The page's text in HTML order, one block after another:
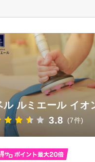
ル ルミエール イオ
3.8 (7件)